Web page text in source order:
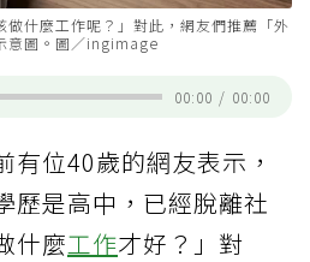
做什麼工作呢？」對此，網友們推薦「外
意圖。圖／ingimage
00:00 / 00:00
有位40歲的網友表示，
歷是高中，已經脫離社
什麼工作才好？」對